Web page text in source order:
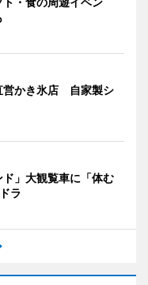
営かき氷店 自家製シ
」大観覧車に「体む
ラ